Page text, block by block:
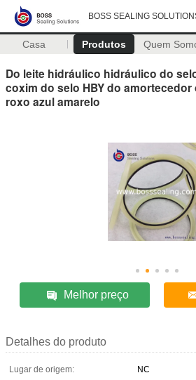
BOSS SEALING
Casa Produtos Quem
Do leite hidráulico hidráulico do
coxim do selo HBY do
roxo azul amarelo
Melhor preço
Detalhes do produto
Lugar de origem:
NC